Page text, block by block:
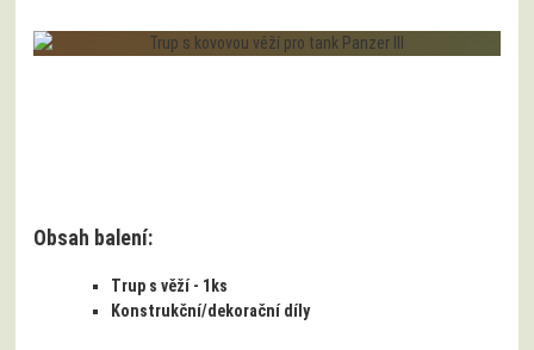
Obsah balení:
Trup s věží - 1ks
Konstrukční/dekorační díly